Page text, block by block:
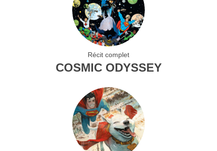
Récit complet
COSMIC ODYSSEY